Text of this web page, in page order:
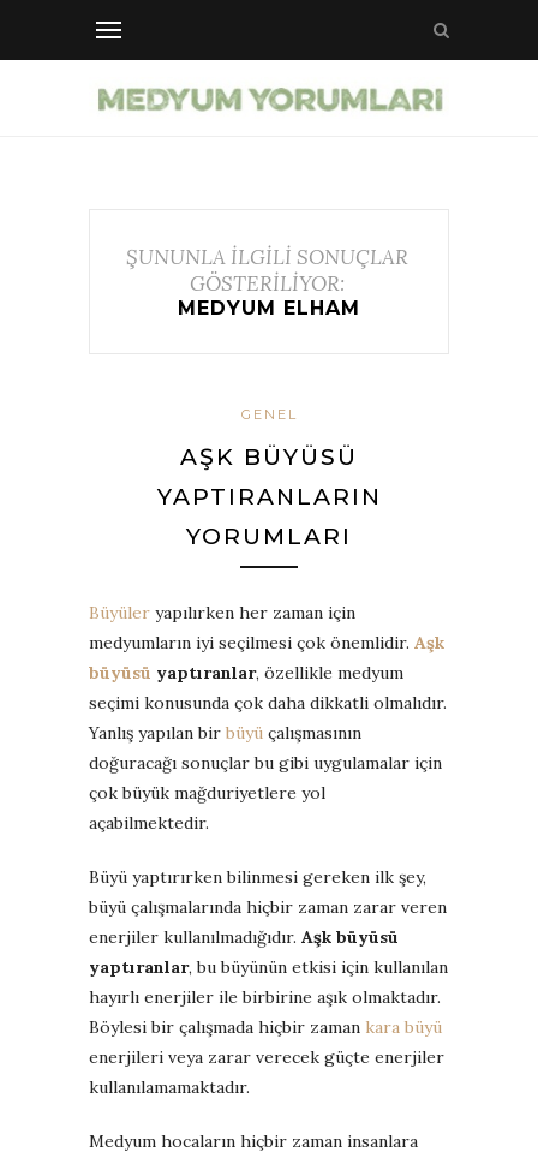
ŞUNUNLA İLGİLİ SONUÇLAR
GÖSTERİLİYOR:
MEDYUM ELHAM
GENEL
AŞK BÜYÜSÜ
YAPTIRANLARIN
YORUMLARI
Büyüler yapılırken her zaman için
medyumların iyi seçilmesi çok önemlidir. Aşk
büyüsü yaptıranlar, özellikle medyum
seçimi konusunda çok daha dikkatli olmalıdır.
Yanlış yapılan bir büyü çalışmasının
doğuracağı sonuçlar bu gibi uygulamalar için
çok büyük mağduriyetlere yol
açabilmektedir.
Büyü yaptırırken bilinmesi gereken ilk şey,
büyü çalışmalarında hiçbir zaman zarar veren
enerjiler kullanılmadığıdır. Aşk büyüsü
yaptıranlar, bu büyünün etkisi için kullanılan
hayırlı enerjiler ile birbirine aşık olmaktadır.
Böylesi bir çalışmada hiçbir zaman kara büyü
enerjileri veya zarar verecek güçte enerjiler
kullanılamamaktadır.
Medyum hocaların hiçbir zaman insanlara